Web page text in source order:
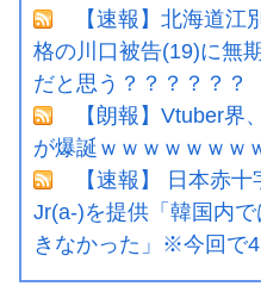
【速報】北海道
格の川口被告(19)に無
だと思う？？？？？？
【朗報】Vtuber界
が爆誕ｗｗｗｗｗｗｗ
【速報】 日本赤
Jr(a-)を提供「韓国内
きなかった」※今回で4